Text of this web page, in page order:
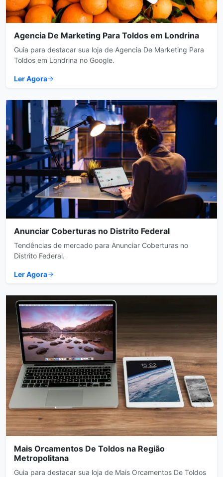
Agencia De Marketing Para Toldos em Londrina
Guia para destacar sua loja de Agencia De Marketing Para
Toldos em Londrina no Google.
Ler Agora
Anunciar Coberturas no Distrito Federal
Tendências de mercado para Anunciar Coberturas no
Distrito Federal.
Ler Agora
Mais Orcamentos De Toldos na Região
Metropolitana
Guia para destacar sua loja de Mais Orcamentos De Toldos